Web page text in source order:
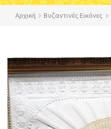
Αρχική Βυζαντινές Εικόνες